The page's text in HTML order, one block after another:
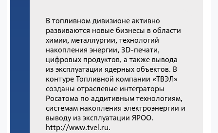
В топливном дивизионе активно
развиваются новые бизнесы в области
химии, металлургии, технологий
накопления энергии, 3D-печати,
цифровых продуктов, а также вывода
из эксплуатации ядерных объектов. В
контуре Топливной компании «ТВЭЛ»
созданы отраслевые интеграторы
Росатома по аддитивным технологиям,
системам накопления электроэнергии и
выводу из эксплуатации ЯРОО.
http://www.tvel.ru.